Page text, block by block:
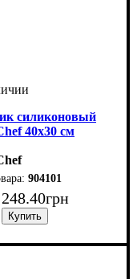
силиконовый
40х30 см
904101
248.40грн